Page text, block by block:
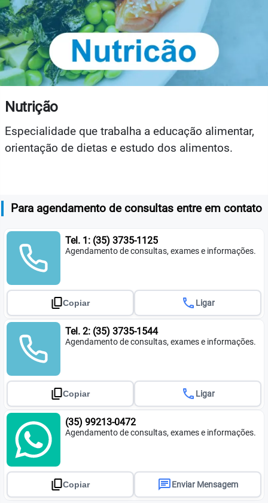
Nutrição
Especialidade que trabalha a educação alimentar,
orientação de dietas e estudo dos alimentos.
Para agendamento de consultas entre em contato
Tel. 1: (35) 3735-1125
Agendamento de consultas, exames e informações.
Copiar call Ligar
Tel. 2: (35) 3735-1544
Agendamento de consultas, exames e informações.
Copiar call Ligar
(35) 99213-0472
Agendamento de consultas, exames e informações.
Copiar chatEnviar Mensagem